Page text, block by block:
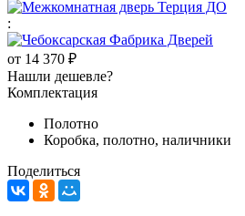
:
от 14 370 ₽
Нашли дешевле?
Комплектация
Полотно
Коробка, полотно, наличники
Поделиться